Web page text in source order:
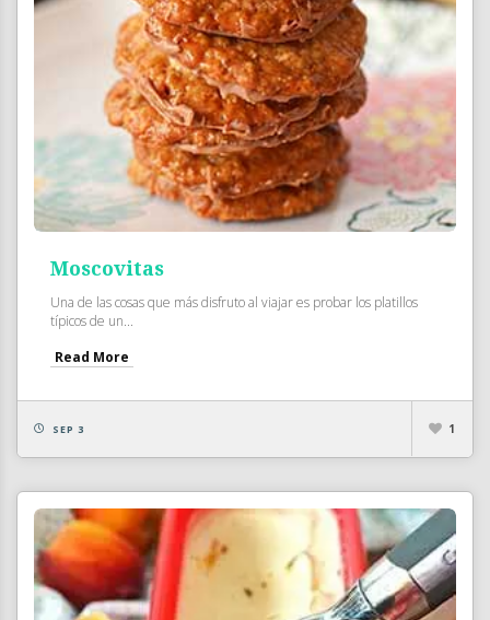
Moscovitas
Una de las cosas que más disfruto al viajar es probar los platillos
típicos de un...
Read More
SEP 3 1